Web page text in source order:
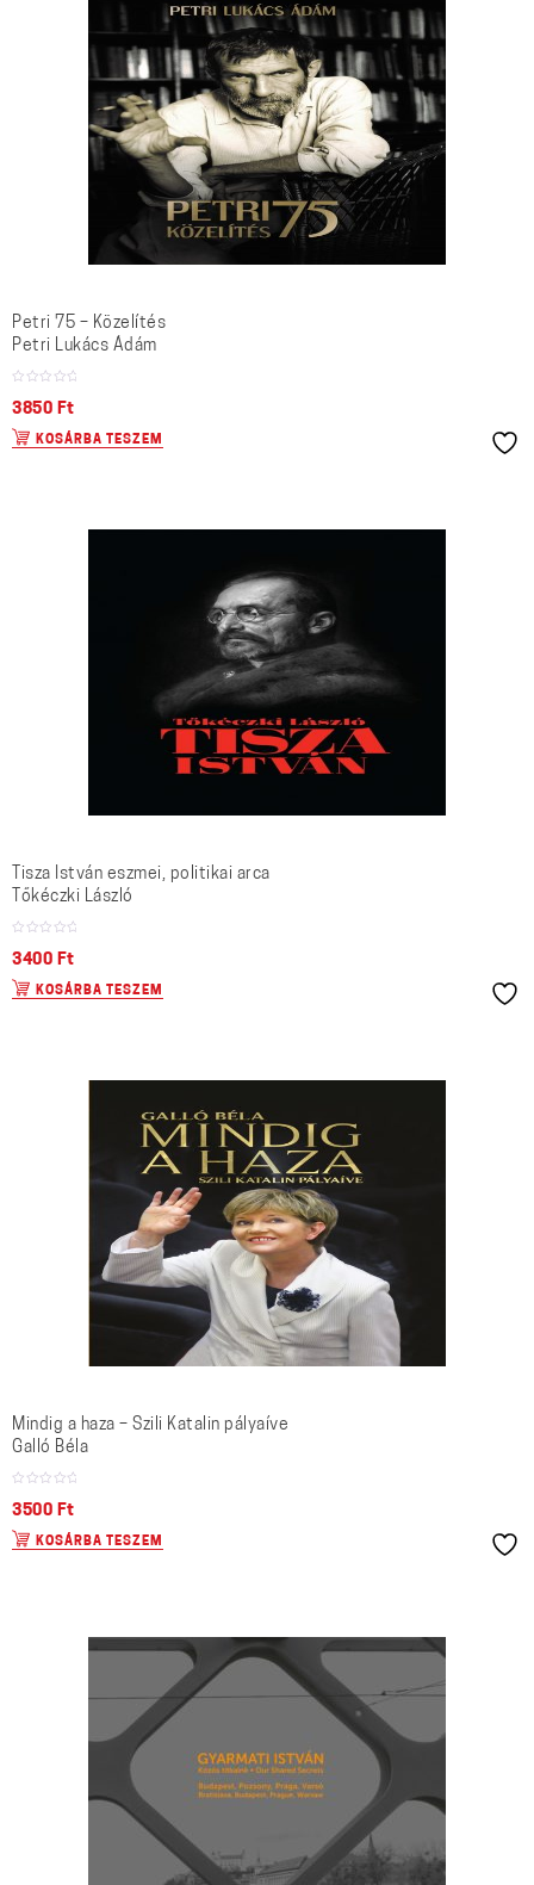
Petri 75 – Közelítés
Petri Lukács Ádám
3850 Ft
KOSÁRBA TESZEM
Tisza István eszmei, politikai arca
Tőkéczki László
3400 Ft
KOSÁRBA TESZEM
Mindig a haza – Szili Katalin pályaíve
Galló Béla
3500 Ft
KOSÁRBA TESZEM